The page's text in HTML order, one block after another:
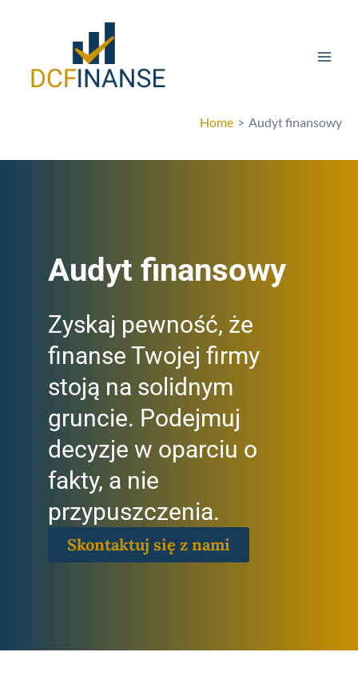
Home Audyt finansowy
Audyt finansowy
Zyskaj pewność, że
finanse Twojej firmy
stoją na solidnym
gruncie. Podejmuj
decyzje w oparciu o
fakty, a nie
przypuszczenia.
Skontaktuj się z nami